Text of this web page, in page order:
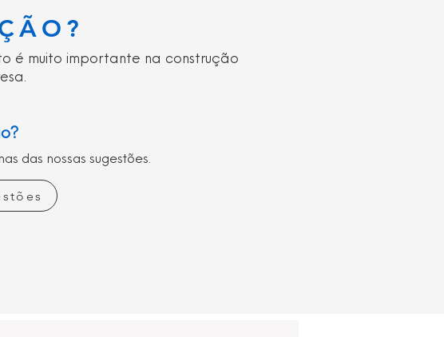
é muito importante na construção
das nossas sugestões.